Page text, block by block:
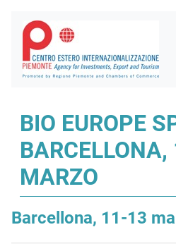
BIO EUROPE
MARZO
Barcellona, 11-13